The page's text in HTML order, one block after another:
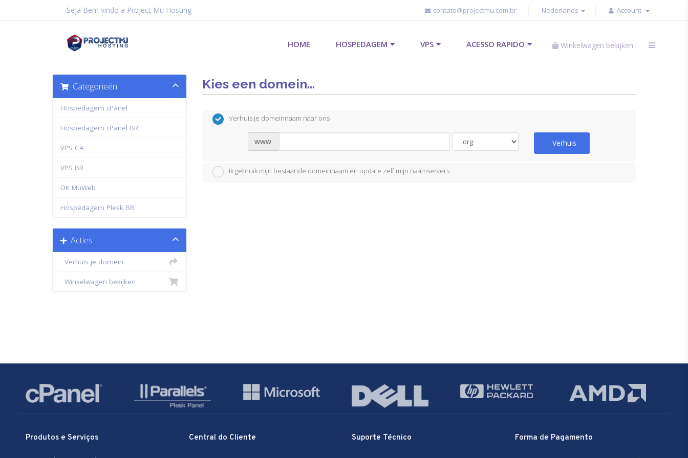
Seja Bem vindo a Project Mu Hosting contato@projectmu.com.br Nederlands Account
Winkelwagen bekijken
HOME HOSPEDAGEM VPS ACESSO RAPIDO
Kies een domein...
Categorieën
Hospedagem cPanel
Hospedagem cPanel BR
VPS CA
VPS BR
DK MuWeb
Hospedagem Plesk BR
Acties
Verhuis je domein
Winkelwagen bekijken
Verhuis je domeinnaam naar ons
www. Verhuis
Ik gebruik mijn bestaande domeinnaam en update zelf mijn naamservers
Produtos e Serviços Central do Cliente Suporte Técnico Forma de Pagamento